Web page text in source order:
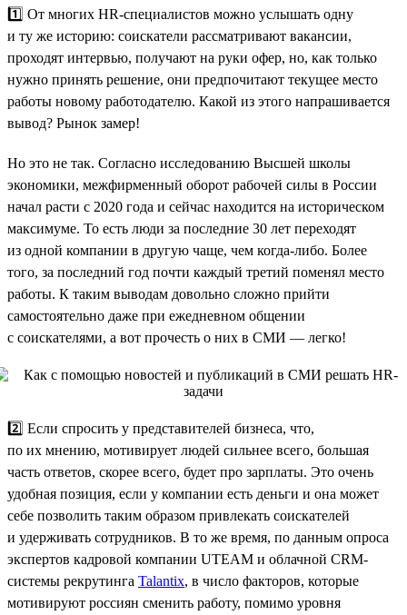
1️⃣ От многих HR-специалистов можно услышать одну
и ту же историю: соискатели рассматривают вакансии,
проходят интервью, получают на руки офер, но, как только
нужно принять решение, они предпочитают текущее место
работы новому работодателю. Какой из этого напрашивается
вывод? Рынок замер!
Но это не так. Согласно исследованию Высшей школы
экономики, межфирменный оборот рабочей силы в России
начал расти с 2020 года и сейчас находится на историческом
максимуме. То есть люди за последние 30 лет переходят
из одной компании в другую чаще, чем когда-либо. Более
того, за последний год почти каждый третий поменял место
работы. К таким выводам довольно сложно прийти
самостоятельно даже при ежедневном общении
с соискателями, а вот прочесть о них в СМИ — легко!
2️⃣ Если спросить у представителей бизнеса, что,
по их мнению, мотивирует людей сильнее всего, большая
часть ответов, скорее всего, будет про зарплаты. Это очень
удобная позиция, если у компании есть деньги и она может
себе позволить таким образом привлекать соискателей
и удерживать сотрудников. В то же время, по данным опроса
экспертов кадровой компании UTEAM и облачной CRM-
системы рекрутинга Talantix, в число факторов, которые
мотивируют россиян сменить работу, помимо уровня